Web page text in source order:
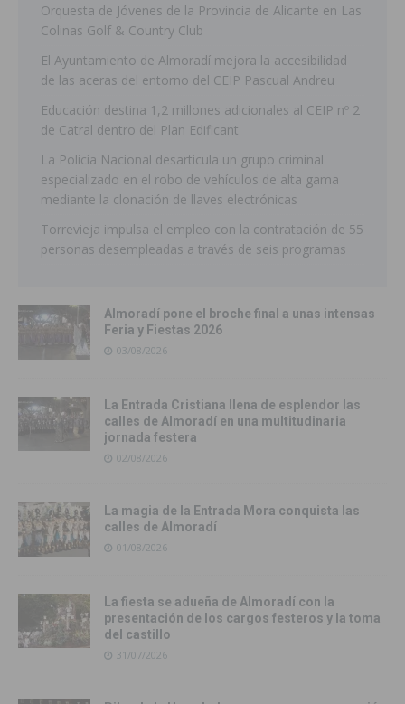
Orquesta de Jóvenes de la Provincia de Alicante en Las
Colinas Golf & Country Club
El Ayuntamiento de Almoradí mejora la accesibilidad
de las aceras del entorno del CEIP Pascual Andreu
Educación destina 1,2 millones adicionales al CEIP nº 2
de Catral dentro del Plan Edificant
La Policía Nacional desarticula un grupo criminal
especializado en el robo de vehículos de alta gama
mediante la clonación de llaves electrónicas
Torrevieja impulsa el empleo con la contratación de 55
personas desempleadas a través de seis programas
Almoradí pone el broche final a unas intensas
Feria y Fiestas 2026
03/08/2026
La Entrada Cristiana llena de esplendor las
calles de Almoradí en una multitudinaria
jornada festera
02/08/2026
La magia de la Entrada Mora conquista las
calles de Almoradí
01/08/2026
La fiesta se adueña de Almoradí con la
presentación de los cargos festeros y la toma
del castillo
31/07/2026